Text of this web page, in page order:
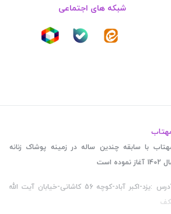
شبکه های اجتماعی
با سابقه چندین ساله در زمینه پوشاک زنانه
تلفن : 03536243291 | آدرس :یزد-اکبر آباد-کوچه 56 کاشانی-خیابان آیت الله